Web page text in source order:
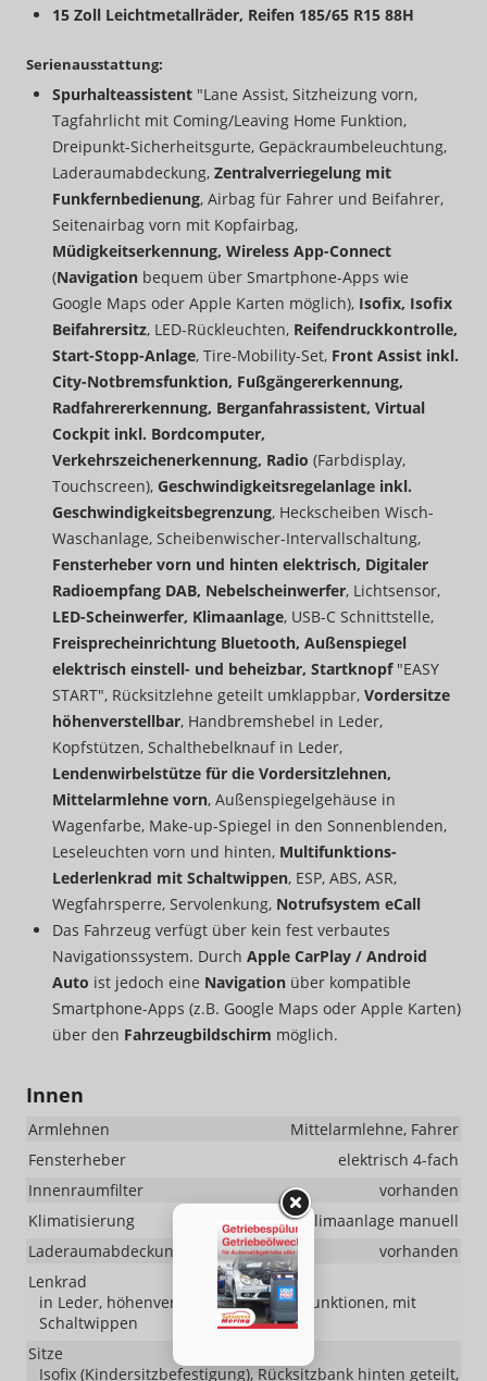
15 Zoll Leichtmetallräder, Reifen 185/65 R15 88H
Serienausstattung:
Spurhalteassistent "Lane Assist, Sitzheizung vorn,
Tagfahrlicht mit Coming/Leaving Home Funktion,
Dreipunkt-Sicherheitsgurte, Gepäckraumbeleuchtung,
Laderaumabdeckung, Zentralverriegelung mit
Funkfernbedienung, Airbag für Fahrer und Beifahrer,
Seitenairbag vorn mit Kopfairbag,
Müdigkeitserkennung, Wireless App-Connect
(Navigation bequem über Smartphone-Apps wie
Google Maps oder Apple Karten möglich), Isofix, Isofix
Beifahrersitz, LED-Rückleuchten, Reifendruckkontrolle,
Start-Stopp-Anlage, Tire-Mobility-Set, Front Assist inkl.
City-Notbremsfunktion, Fußgängererkennung,
Radfahrererkennung, Berganfahrassistent, Virtual
Cockpit inkl. Bordcomputer,
Verkehrszeichenerkennung, Radio (Farbdisplay,
Touchscreen), Geschwindigkeitsregelanlage inkl.
Geschwindigkeitsbegrenzung, Heckscheiben Wisch-
Waschanlage, Scheibenwischer-Intervallschaltung,
Fensterheber vorn und hinten elektrisch, Digitaler
Radioempfang DAB, Nebelscheinwerfer, Lichtsensor,
LED-Scheinwerfer, Klimaanlage, USB-C Schnittstelle,
Freisprecheinrichtung Bluetooth, Außenspiegel
elektrisch einstell- und beheizbar, Startknopf"EASY
START", Rücksitzlehne geteilt umklappbar, Vordersitze
höhenverstellbar, Handbremshebel in Leder,
Kopfstützen, Schalthebelknauf in Leder,
Lendenwirbelstütze für die Vordersitzlehnen,
Mittelarmlehne vorn, Außenspiegelgehäuse in
Wagenfarbe, Make-up-Spiegel in den Sonnenblenden,
Leseleuchten vorn und hinten, Multifunktions-
Lederlenkrad mit Schaltwippen, ESP, ABS, ASR,
Wegfahrsperre, Servolenkung, Notrufsystem eCall
Das Fahrzeug verfügt über kein fest verbautes
Navigationssystem. Durch Apple CarPlay / Android
Auto ist jedoch eine Navigation über kompatible
Smartphone-Apps (z.B. Google Maps oder Apple Karten)
über den Fahrzeugbildschirm möglich.
Innen
Armlehnen
Mittelarmlehne, Fahrer
Fensterheber
elektrisch 4-fach
Innenraumfilter
vorhanden
Klimatisierung
Klimaanlage manuell
Laderaumabdeckung
vorhanden
Lenkrad
in Leder, höhenverstellbar, mit Multifunktionen, mit
Schaltwippen
Sitze
Isofix (Kindersitzbefestigung), Rücksitzbank hinten geteilt,